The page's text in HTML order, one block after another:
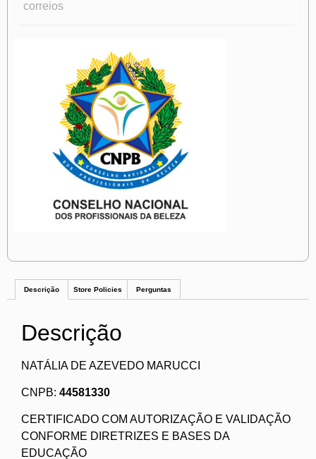
Descrição Store Policies Perguntas
Descrição
NATÁLIA DE AZEVEDO MARUCCI
CNPB: 44581330
CERTIFICADO COM AUTORIZAÇÃO E VALIDAÇÃO
CONFORME DIRETRIZES E BASES DA
EDUCAÇÃO